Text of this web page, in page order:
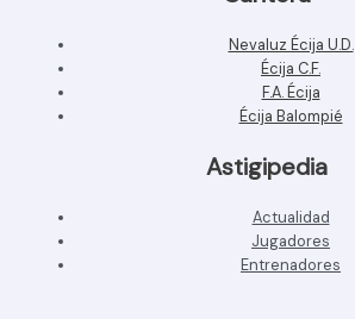
Nevaluz Écija U.D.
Écija C.F.
F.A. Écija
Écija Balompié
Astigipedia
Actualidad
Jugadores
Entrenadores